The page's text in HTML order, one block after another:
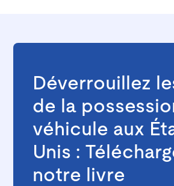
Déverrouillez
de la
véhicule aux
Unis :
notre livre